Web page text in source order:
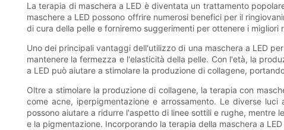
La terapia di maschera a LED è diventata un trattamento
maschere a LED possono offrire numerosi benefici per il
di cura della pelle e forniremo suggerimenti per ottenere i migliori
Uno dei principali vantaggi dell'utilizzo di una maschera a LED
mantenere la fermezza e l'elasticità della pelle. Con l'età, la
a LED può aiutare a stimolare la produzione di collagene,
Oltre a stimolare la produzione di collagene, la terapia con
come acne, iperpigmentazione e arrossamento. Le diverse
possono aiutare a ridurre l'aspetto di linee sottili e rughe, mentre
e la pigmentazione. Incorporando la terapia della maschera a